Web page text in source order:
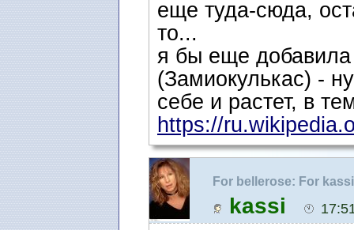
еще туда-сюда,
то...
я бы еще добавила
(Замиокулькас) -
себе и растет, в
https://
For bellerose: For
Nelka: Цветоводам-
kassi